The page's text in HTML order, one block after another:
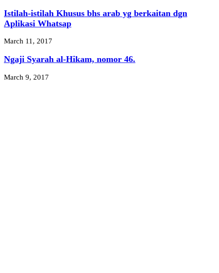
Istilah-istilah Khusus bhs arab yg berkaitan dgn
Aplikasi Whatsap
March 11, 2017
Ngaji Syarah al-Hikam, nomor 46.
March 9, 2017